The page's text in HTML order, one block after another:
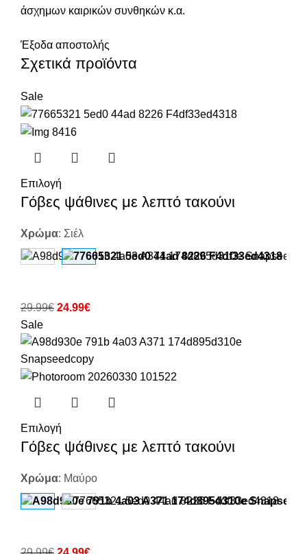
άσχημων καιρικών συνθηκών κ.α.
Έξοδα αποστολής
Σχετικά προϊόντα
Sale
Επιλογή
Γόβες ψάθινες με λεπτό τακούνι
Χρώμα: Σιέλ
29.99€ 24.99€
Sale
Επιλογή
Γόβες ψάθινες με λεπτό τακούνι
Χρώμα: Μαύρο